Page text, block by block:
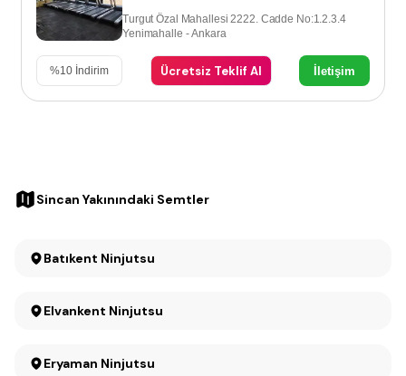
Turgut Özal Mahallesi 2222. Cadde No:1.2.3.4
Yenimahalle - Ankara
%10 İndirim Ücretsiz Teklif Al İletişim
Sincan Yakınındaki Semtler
Batıkent Ninjutsu
Elvankent Ninjutsu
Eryaman Ninjutsu